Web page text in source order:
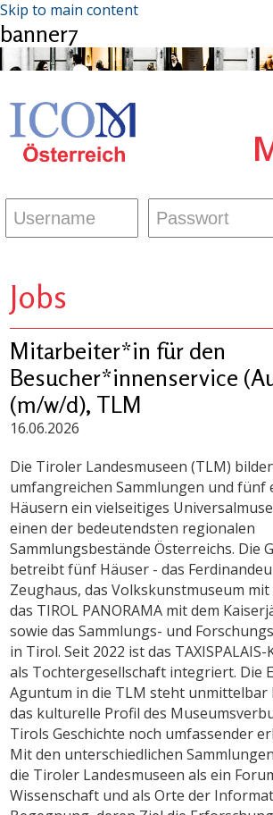
Skip to main content
banner7
Jobs
Mitarbeiter*in für den
Besucher*innenservice
(m/w/d), TLM
16.06.2026
Die Tiroler Landesmuseen (TLM)
umfangreichen Sammlungen und fünf
Häusern ein vielseitiges
einen der bedeutendsten regionalen
Sammlungsbestände Österreichs. Die
betreibt fünf Häuser - das
Zeughaus, das Volkskunstmuseum
das TIROL PANORAMA mit dem
sowie das Sammlungs- und
in Tirol. Seit 2022 ist das
als Tochtergesellschaft integriert. Die
Aguntum in die TLM steht unmittelbar
das kulturelle Profil des
Tirols Geschichte noch umfassender
Mit den unterschiedlichen
die Tiroler Landesmuseen als ein
Wissenschaft und als Orte der